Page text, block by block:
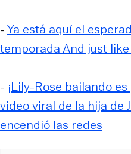
-Ya está aquí el
temporada And just
- ¡Lily-Rose bailando
video viral de la hija de
encendió las redes